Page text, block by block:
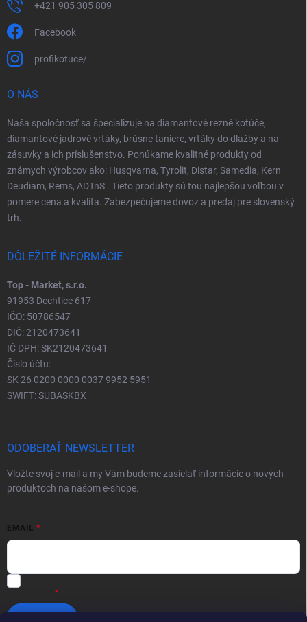
+421 905 305 809
Facebook
profikotuce/
O NÁS
Naša spoločnosť sa špecializuje na diamantové rezné kotúče,
diamantové jadrové vrtáky, brúsne taniere, vrtáky do dlažby a na
zásuvky a ich príslušenstvo. Ponúkame kvalitné produkty od
známych výrobcov ako: Husqvarna, Tyrolit, Distar, Samedia, Kern
Deudiam, Rems, ADTnS . Tieto produkty sú tou najlepšou voľbou v
pomere cena a kvalita. Zabezpečujeme dovoz a predaj pre slovenský
trh.
DÔLEŽITÉ INFORMÁCIE
Top - Market, s.r.o.
91953 Dechtice 617
IČO: 50786547
DIČ: 2120473641
IČ DPH: SK2120473641
Číslo účtu:
SK 26 0200 0000 0037 9952 5951
SWIFT: SUBASKBX
ODOBERAŤ NEWSLETTER
Vložte svoj e-mail a my Vám budeme zasielať informácie o nových
produktoch na našom e-shope.
EMAIL